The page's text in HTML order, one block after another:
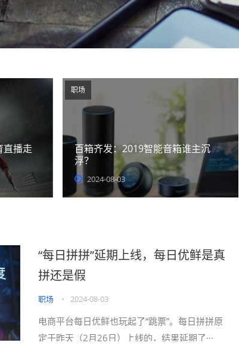
直播走
职场
百箱齐发：2019智能音箱谁主沉
浮？
2024-08-03
“每日拼拼”延期上线，每日优鲜是真
拼还是假
职场 • 2024-08-03
电商平台每日优鲜也玩起了“跳票”。每日拼拼原
定于昨天（2月26日）上线的，结果延期了···